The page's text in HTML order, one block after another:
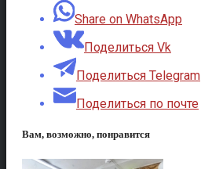
Share on WhatsApp
Поделиться Vk
Поделиться Telegram
Поделиться по почте
Вам, возможно, понравится